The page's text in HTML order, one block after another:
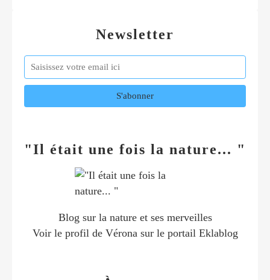
Newsletter
"Il était une fois la nature... "
Blog sur la nature et ses merveilles
Voir le profil de Vérona sur le portail Eklablog